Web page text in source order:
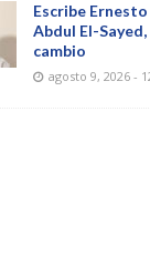
Escribe
Abdul El-
cambio
agosto 9, 2026 -